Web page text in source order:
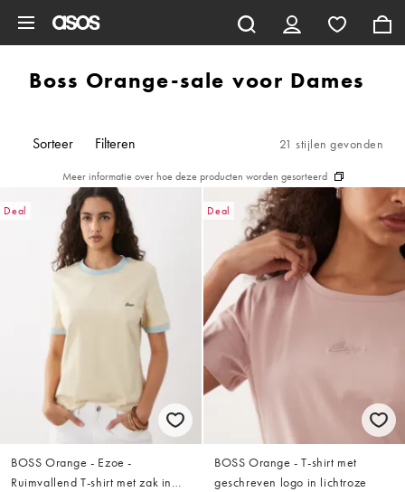
Boss Orange-sale voor Dames
Sorteer Filteren 21 stijlen gevonden
Meer informatie over hoe deze producten worden gesorteerd
Deal
BOSS Orange - Ezoe -
Ruimvallend T-shirt met zak in
Deal
BOSS Orange - T-shirt met
geschreven logo in lichtroze